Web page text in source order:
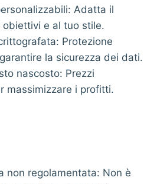
Adatta il
e al tuo stile.
Protezione
la sicurezza dei dati.
nascosto: Prezzi
massimizzare i profitti.
non regolamentata: Non è